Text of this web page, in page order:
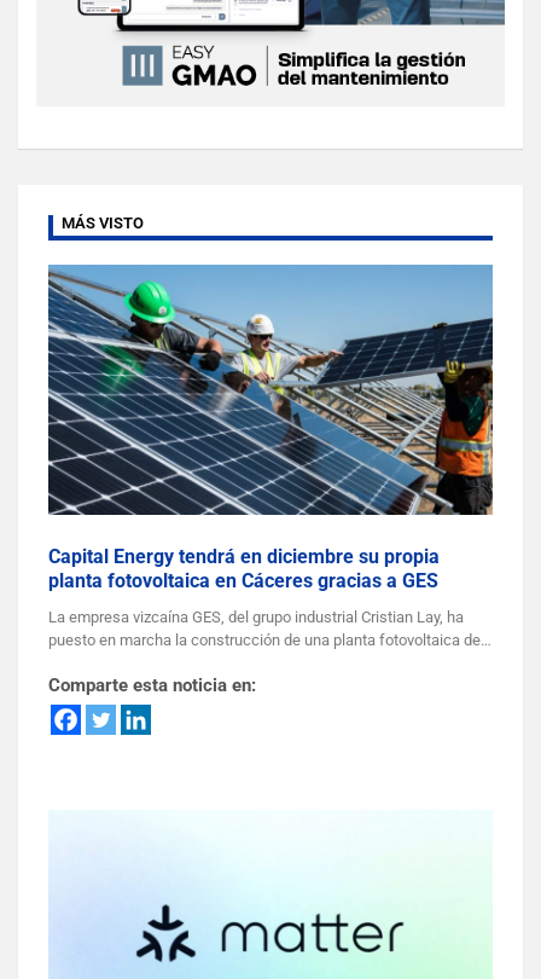
MÁS VISTO
Capital Energy tendrá en diciembre su propia
planta fotovoltaica en Cáceres gracias a GES
La empresa vizcaína GES, del grupo industrial Cristian Lay, ha
puesto en marcha la construcción de una planta fotovoltaica de…
Comparte esta noticia en: